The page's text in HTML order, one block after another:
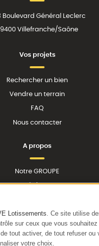
Boulevard Général Leclerc
Villefranche/Saône
Vos projets
Rechercher un bien
Vendre un terrain
FAQ
Nous contacter
A propos
Notre GROUPE
Nos réalisations
Lotissements. Ce site utilise
sur ceux que vous souhaitez
tout activer, de tout refuser ou
votre choix.